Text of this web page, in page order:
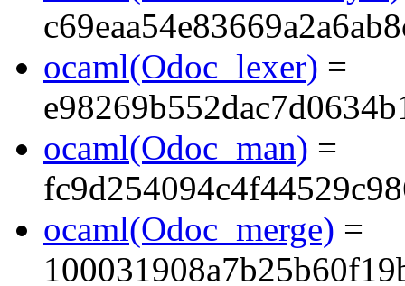
ocaml(Odoc_lexer) =
ocaml(Odoc_man) =
ocaml(Odoc_merge) =